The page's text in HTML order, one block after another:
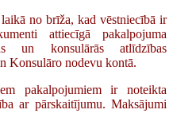
no brīža, kad vēstniecībā ir
attiecīgā pakalpojuma
un konsulārās atlīdzības
Konsulāro nodevu kontā.
pakalpojumiem ir noteikta
ar pārskaitījumu. Maksājumi